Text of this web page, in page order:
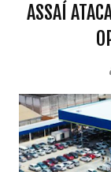
ASSAÍ